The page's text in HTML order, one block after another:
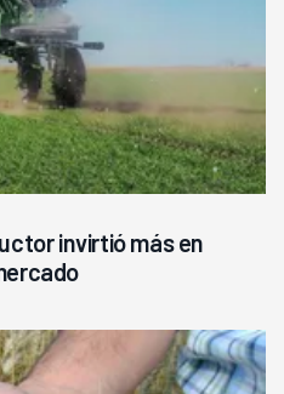
invirtió más en